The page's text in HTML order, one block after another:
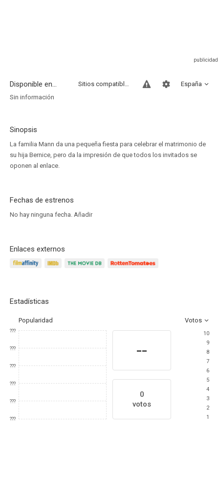
Disponible en... España
Sitios compatibles
Sin información
Sinopsis
La familia Mann da una pequeña fiesta para celebrar el matrimonio de
su hija Bernice, pero da la impresión de que todos los invitados se
oponen al enlace.
Fechas de estrenos
No hay ninguna fecha. Añadir
Enlaces externos
Estadísticas
Popularidad Votos
???
???
???
???
???
???
--
0
votos
10
9
8
7
6
5
4
3
2
1